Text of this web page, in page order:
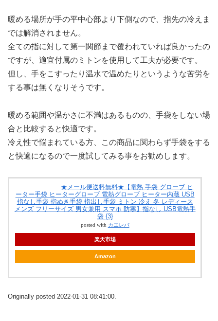
暖める場所が手の平中心部より下側なので、指先の冷えま
では解消されません。
全ての指に対して第一関節まで覆われていれば良かったの
ですが、適宜付属のミトンを使用して工夫が必要です。
但し、手をこすったり温水で温めたりというような苦労を
する事は無くなりそうです。
暖める範囲や温かさに不満はあるものの、手袋をしない場
合と比較すると快適です。
冷え性で悩まれている方、この商品に関わらず手袋をする
と快適になるので一度試してみる事をお勧めします。
★メール便送料無料★【電熱 手袋 グローブ ヒ
ーター手袋 ヒーターグローブ 電熱グローブ ヒーター内蔵 USB
指なし手袋 指ぬき手袋 指出し手袋 ミトン 冷え 冬 レディース
メンズ フリーサイズ 男女兼用 スマホ 防寒】指なし USB電熱手
袋 {3}
posted with カエレバ
楽天市場
Amazon
Originally posted 2022-01-31 08:41:00.